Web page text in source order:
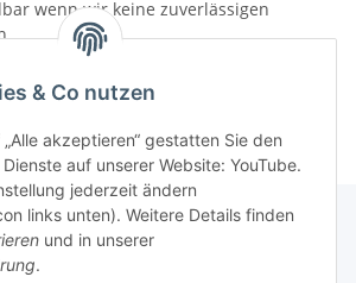
& Co nutzen
akzeptieren“ gestatten Sie den
auf unserer Website: YouTube.
jederzeit ändern
links unten). Weitere Details finden
und in unserer
.
wenn wir keine zuverlässigen